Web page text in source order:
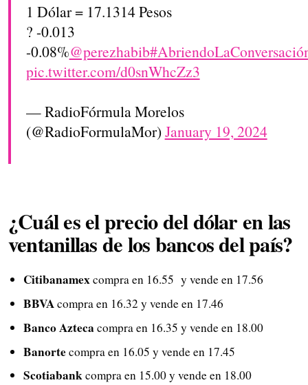
1 Dólar = 17.1314 Pesos
? -0.013
-0.08%@perezhabib
pic.twitter.com/d0snWhcZz3
— RadioFórmula Morelos
(@RadioFormulaMor)January 19, 2024
¿Cuál es el precio del dólar en las
ventanillas de los bancos del país?
Citibanamexcompra en 16.55 y vende en 17.56
BBVAcompra en 16.32 y vende en 17.46
Banco Azteca compra en 16.35 y vende en 18.00
Banortecompra en 16.05 y vende en 17.45
Scotiabankcompra en 15.00 y vende en 18.00